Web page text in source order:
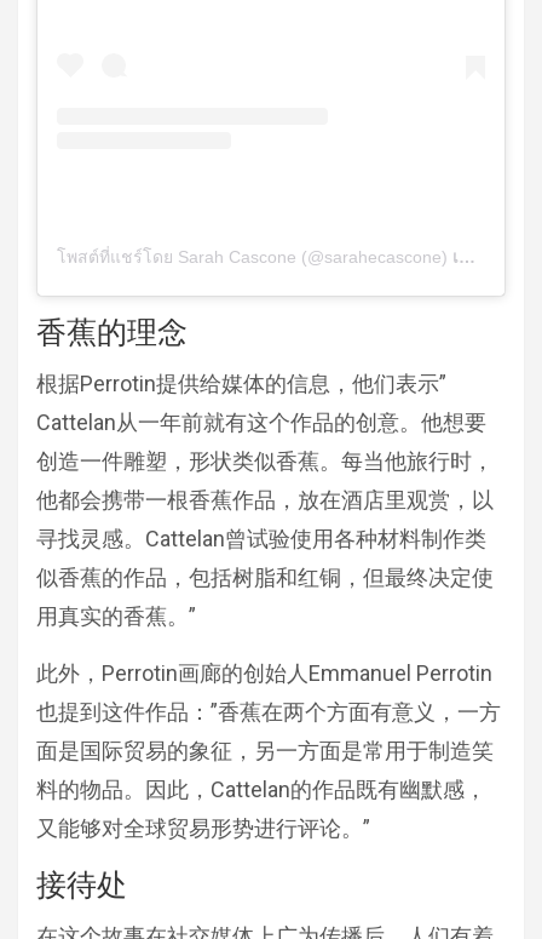
โพสต์ที่แชร์โดย Sarah Cascone (@sarahecascone) เมื่อ
香蕉的理念
根据Perrotin提供给媒体的信息，他们表示”
Cattelan从一年前就有这个作品的创意。他想要
创造一件雕塑，形状类似香蕉。每当他旅行时，
他都会携带一根香蕉作品，放在酒店里观赏，以
寻找灵感。Cattelan曾试验使用各种材料制作类
似香蕉的作品，包括树脂和红铜，但最终决定使
用真实的香蕉。”
此外，Perrotin画廊的创始人Emmanuel Perrotin
也提到这件作品：”香蕉在两个方面有意义，一方
面是国际贸易的象征，另一方面是常用于制造笑
料的物品。因此，Cattelan的作品既有幽默感，
又能够对全球贸易形势进行评论。”
接待处